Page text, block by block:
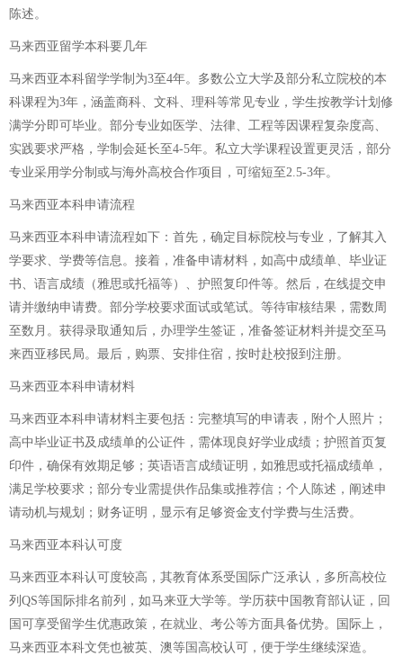
陈述。
马来西亚留学本科要几年
马来西亚本科留学学制为3至4年。多数公立大学及部分私立院校的本
科课程为3年，涵盖商科、文科、理科等常见专业，学生按教学计划修
满学分即可毕业。部分专业如医学、法律、工程等因课程复杂度高、
实践要求严格，学制会延长至4-5年。私立大学课程设置更灵活，部分
专业采用学分制或与海外高校合作项目，可缩短至2.5-3年。
马来西亚本科申请流程
马来西亚本科申请流程如下：首先，确定目标院校与专业，了解其入
学要求、学费等信息。接着，准备申请材料，如高中成绩单、毕业证
书、语言成绩（雅思或托福等）、护照复印件等。然后，在线提交申
请并缴纳申请费。部分学校要求面试或笔试。等待审核结果，需数周
至数月。获得录取通知后，办理学生签证，准备签证材料并提交至马
来西亚移民局。最后，购票、安排住宿，按时赴校报到注册。
马来西亚本科申请材料
马来西亚本科申请材料主要包括：完整填写的申请表，附个人照片；
高中毕业证书及成绩单的公证件，需体现良好学业成绩；护照首页复
印件，确保有效期足够；英语语言成绩证明，如雅思或托福成绩单，
满足学校要求；部分专业需提供作品集或推荐信；个人陈述，阐述申
请动机与规划；财务证明，显示有足够资金支付学费与生活费。
马来西亚本科认可度
马来西亚本科认可度较高，其教育体系受国际广泛承认，多所高校位
列QS等国际排名前列，如马来亚大学等。学历获中国教育部认证，回
国可享受留学生优惠政策，在就业、考公等方面具备优势。国际上，
马来西亚本科文凭也被英、澳等国高校认可，便于学生继续深造。